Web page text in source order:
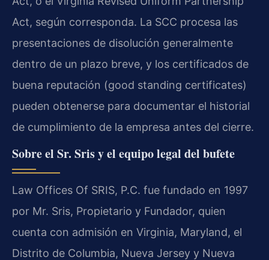
Act, según corresponda. La SCC procesa las
presentaciones de disolución generalmente
dentro de un plazo breve, y los certificados de
buena reputación (good standing certificates)
pueden obtenerse para documentar el historial
de cumplimiento de la empresa antes del cierre.
Sobre el Sr. Sris y el equipo legal del bufete
Law Offices Of SRIS, P.C. fue fundado en 1997
por Mr. Sris, Propietario y Fundador, quien
cuenta con admisión en Virginia, Maryland, el
Distrito de Columbia, Nueva Jersey y Nueva